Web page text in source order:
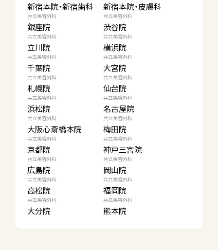
新宿本院・新宿歯科 新宿本院・皮膚科
共立美容外科
銀座院
共立美容外科
渋谷院
共立美容外科
立川院
共立美容外科
横浜院
共立美容外科
千葉院
共立美容外科
大宮院
共立美容外科
札幌院
共立美容外科
仙台院
共立美容外科
浜松院
共立美容外科
名古屋院
共立美容外科
大阪心斎橋本院
共立美容外科
梅田院
共立美容外科
京都院
共立美容外科
神戸三宮院
共立美容外科
広島院
共立美容外科
岡山院
共立美容外科
高松院
共立美容外科
福岡院
共立美容外科
大分院
共立美容外科
熊本院